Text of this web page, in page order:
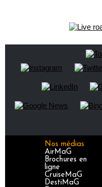
Nos médias
AirMaG
Brochures en
ligne
CruiseMaG
DestiMaG